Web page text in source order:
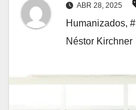
ABR 28, 2025
Humanizados,
Néstor Kirchner